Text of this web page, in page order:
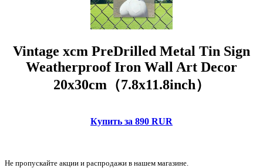
Vintage xcm PreDrilled Metal Tin Sign
Weatherproof Iron Wall Art Decor
20x30cm（7.8x11.8inch）
Купить за 890 RUR
Не пропускайте акции и распродажи в нашем магазине.